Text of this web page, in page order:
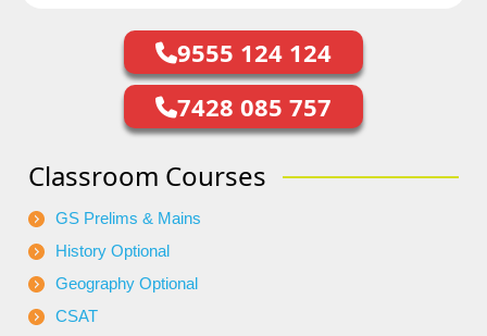
9555 124 124
7428 085 757
Classroom Courses
GS Prelims & Mains
History Optional
Geography Optional
CSAT